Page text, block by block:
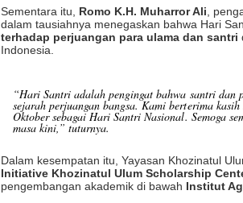
Sementara itu, Romo K.H. Muharror Ali ,
dalam tausiahnya menegaskan bahwa Hari
terhadap perjuangan para ulama dan santri
Indonesia.
“Hari Santri adalah pengingat bahwa santri
sejarah perjuangan bangsa. Kami berterima
Oktober sebagai Hari Santri Nasional. Semoga
masa kini,” tuturnya.
Dalam kesempatan itu, Yayasan Khozinatul
Initiative Khozinatul Ulum Scholarship
pengembangan akademik di bawah Institut